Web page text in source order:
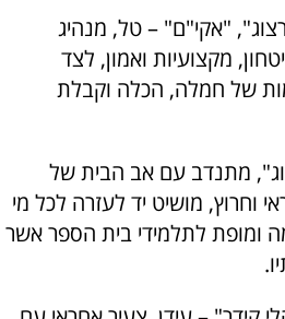
"אקי"ם" – טל, מנהיג
מקצועיות ואמון, לצד
של חמלה, הכלה וקבלת
מתנדב עם אב הבית של
וחרוץ, מושיט יד לעזרה לכל מי
ומופת לתלמידי בית הספר אשר